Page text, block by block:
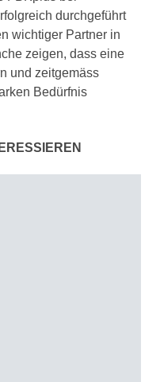
durchgeführt
wichtiger Partner in
zeigen, dass eine
und zeitgemäss
Bedürfnis